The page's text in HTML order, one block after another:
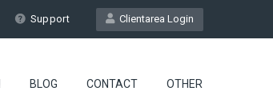
Clientarea Login
Support
BLOG CONTACT OTHER